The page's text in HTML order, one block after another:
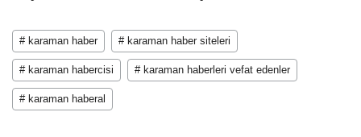
# karaman haber # karaman haber siteleri
# karaman habercisi # karaman haberleri vefat edenler
# karaman haberal